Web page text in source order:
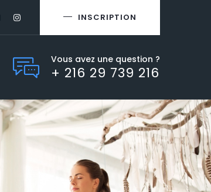
INSCRIPTION
Vous avez une question ?
+ 216 29 739 216